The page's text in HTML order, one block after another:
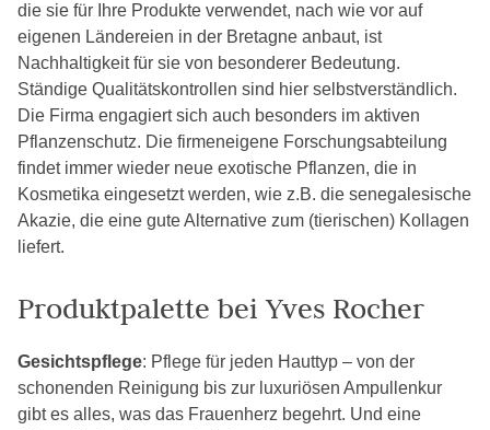
die sie für Ihre Produkte verwendet, nach wie vor auf
eigenen Ländereien in der Bretagne anbaut, ist
Nachhaltigkeit für sie von besonderer Bedeutung.
Ständige Qualitätskontrollen sind hier selbstverständlich.
Die Firma engagiert sich auch besonders im aktiven
Pflanzenschutz. Die firmeneigene Forschungsabteilung
findet immer wieder neue exotische Pflanzen, die in
Kosmetika eingesetzt werden, wie z.B. die senegalesische
Akazie, die eine gute Alternative zum (tierischen) Kollagen
liefert.
Produktpalette bei Yves Rocher
Gesichtspflege: Pflege für jeden Hauttyp – von der
schonenden Reinigung bis zur luxuriösen Ampullenkur
gibt es alles, was das Frauenherz begehrt. Und eine